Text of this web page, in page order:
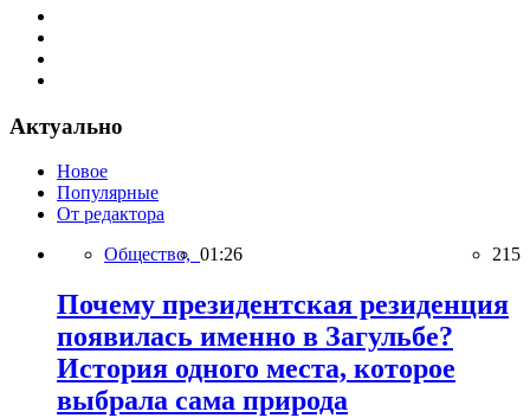
Актуально
Новое
Популярные
От редактора
Общество, 01:26 215
Почему президентская резиденция
появилась именно в Загульбе?
История одного места, которое
выбрала сама природа